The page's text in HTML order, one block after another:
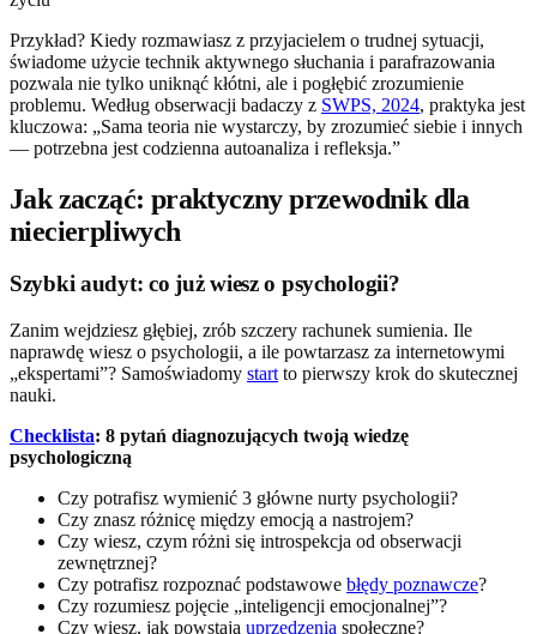
Przykład? Kiedy rozmawiasz z przyjacielem o trudnej sytuacji,
świadome użycie technik aktywnego słuchania i parafrazowania
pozwala nie tylko uniknąć kłótni, ale i pogłębić zrozumienie
problemu. Według obserwacji badaczy z SWPS, 2024, praktyka jest
kluczowa: „Sama teoria nie wystarczy, by zrozumieć siebie i innych
— potrzebna jest codzienna autoanaliza i refleksja.”
Jak zacząć: praktyczny przewodnik dla
niecierpliwych
Szybki audyt: co już wiesz o psychologii?
Zanim wejdziesz głębiej, zrób szczery rachunek sumienia. Ile
naprawdę wiesz o psychologii, a ile powtarzasz za internetowymi
„ekspertami”? Samoświadomy start to pierwszy krok do skutecznej
nauki.
Checklista: 8 pytań diagnozujących twoją wiedzę
psychologiczną
Czy potrafisz wymienić 3 główne nurty psychologii?
Czy znasz różnicę między emocją a nastrojem?
Czy wiesz, czym różni się introspekcja od obserwacji
zewnętrznej?
Czy potrafisz rozpoznać podstawowe błędy poznawcze?
Czy rozumiesz pojęcie „inteligencji emocjonalnej”?
Czy wiesz, jak powstają uprzedzenia społeczne?